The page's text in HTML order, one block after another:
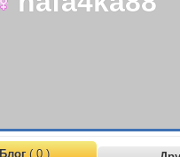
Блог( 0 )